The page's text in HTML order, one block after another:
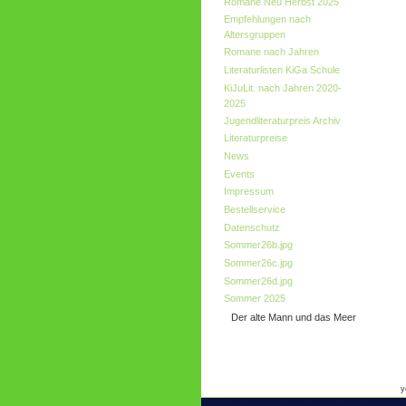
Empfehlungen nach
Altersgruppen
Romane nach Jahren
Literaturlisten KiGa Schule
KiJuLit. nach Jahren 2020-
2025
Jugendliteraturpreis Archiv
Literaturpreise
News
Events
Impressum
Bestellservice
Datenschutz
Sommer26b.jpg
Sommer26c.jpg
Sommer26d.jpg
Sommer 2025
Der alte Mann und das Meer